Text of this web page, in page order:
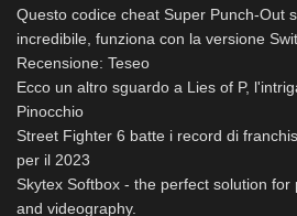
Questo codice cheat Super Punch-Out
incredibile, funziona con la versione
Recensione: Teseo
Ecco un altro sguardo a Lies of P,
Pinocchio
Street Fighter 6 batte i record di
per il 2023
Skytex Softbox - the perfect solution
and videography.